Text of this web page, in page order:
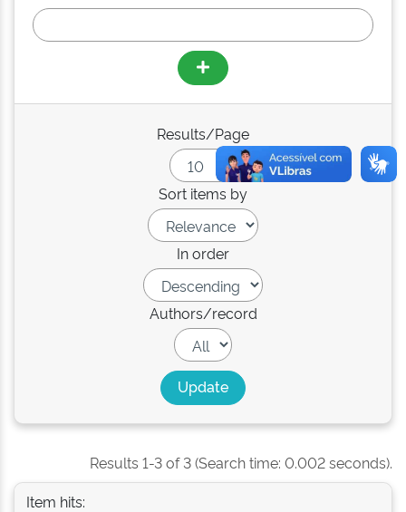
Results/Page
Sort items by
In order
Authors/record
Results 1-3 of 3 (Search time: 0.002 seconds).
Item hits: